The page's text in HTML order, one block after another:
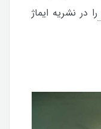
را در نشریه ایماژ